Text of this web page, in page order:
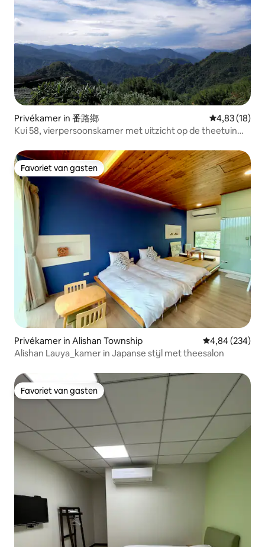
Privékamer in 番路鄉 Gemiddelde
4,83 (18)
Kui 58, vierpersoonskamer met uitzicht op de theetuin
minuten rijden van "Er Yan Ping"
Favoriet van gasten
Favoriet van gasten
Privékamer in Alishan Township Gemiddelde
4,84 (234)
Alishan Lauya_kamer in Japanse stijl met theesalon
Favoriet van gasten
Favoriet van gasten